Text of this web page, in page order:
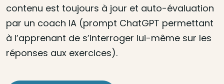
contenu est toujours à jour et auto-évaluation
par un coach IA (prompt ChatGPT permettant
à l’apprenant de s’interroger lui-même sur les
réponses aux exercices).